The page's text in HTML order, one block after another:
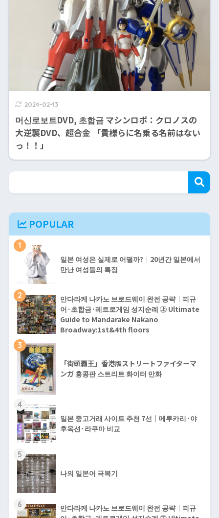
2024-02-13
머신로보트DVD, 초합금 マシンロボ：クロノスの
大逆襲DVD、超合金 「貴様らに名乗る名前はない
っ！！」
POPULAR
1
일본 여성은 실제로 어떨까?｜20년간 일본에서
만난 여성들의 특징
2
만다라케 나카노 브로드웨이 완전 공략｜피규
어·초합금·레트로게임 성지순례 ㊤ Ultimate
Guide to Mandarake Nakano
Broadway:1st&4th floors
3
「街頭覇王」香港版ストリートファイターマ
ンガ 홍콩판 스트리트 화이터 만화
4
일본 중고거래 사이트 추천 7선｜메루카리·야
후옥션·라쿠마 비교
5
나의 일본어 극복기
6
만다라케 나카노 브로드웨이 완전 공략｜피규